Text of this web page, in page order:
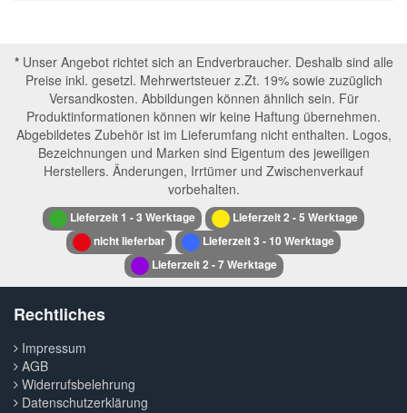
*Unser Angebot richtet sich an Endverbraucher. Deshalb sind alle
Preise inkl. gesetzl. Mehrwertsteuer z.Zt. 19% sowie zuzüglich
Versandkosten. Abbildungen können ähnlich sein. Für
Produktinformationen können wir keine Haftung übernehmen.
Abgebildetes Zubehör ist im Lieferumfang nicht enthalten. Logos,
Bezeichnungen und Marken sind Eigentum des jeweiligen
Herstellers. Änderungen, Irrtümer und Zwischenverkauf
vorbehalten.
Lieferzeit 1 - 3 Werktage
Lieferzeit 2 - 5 Werktage
nicht lieferbar
Lieferzeit 3 - 10 Werktage
Lieferzeit 2 - 7 Werktage
Rechtliches
Impressum
AGB
Widerrufsbelehrung
Datenschutzerklärung